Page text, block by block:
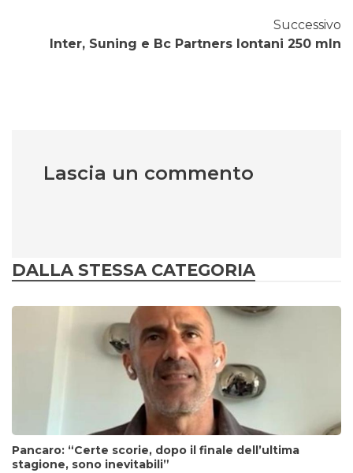
Successivo
Inter, Suning e Bc Partners lontani 250 mln
Lascia un commento
DALLA STESSA CATEGORIA
Pancaro: “Certe scorie, dopo il finale dell’ultima
stagione, sono inevitabili”